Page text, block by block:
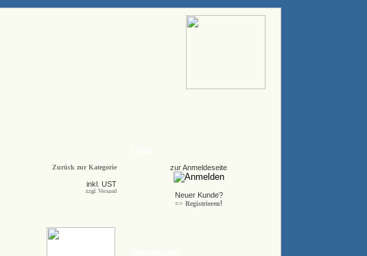
Zurück zur Kategorie
inkl. UST
zzgl. Versand
zur Anmeldeseite
Neuer Kunde?
=> Registrieren!